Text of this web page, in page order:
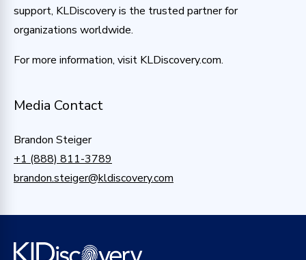
support, KLDiscovery is the trusted partner for
organizations worldwide.
For more information, visit KLDiscovery.com.
Media Contact
Brandon Steiger
+1 (888) 811-3789
brandon.steiger@kldiscovery.com